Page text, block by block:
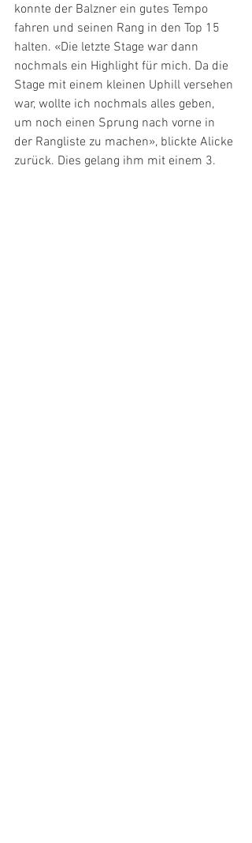
konnte der Balzner ein gutes Tempo
fahren und seinen Rang in den Top 15
halten. «Die letzte Stage war dann
nochmals ein Highlight für mich. Da die
Stage mit einem kleinen Uphill versehen
war, wollte ich nochmals alles geben,
um noch einen Sprung nach vorne in
der Rangliste zu machen», blickte Alicke
zurück. Dies gelang ihm mit einem 3.